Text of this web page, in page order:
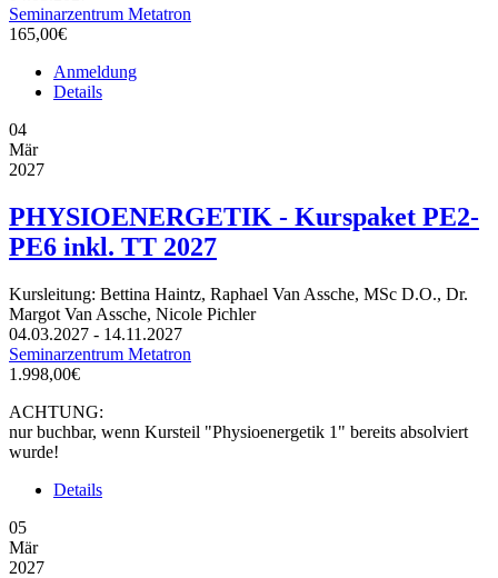
Seminarzentrum Metatron
165,00€
Anmeldung
Details
04
Mär
2027
PHYSIOENERGETIK - Kurspaket PE2-
PE6 inkl. TT 2027
Kursleitung: Bettina Haintz, Raphael Van Assche, MSc D.O., Dr.
Margot Van Assche, Nicole Pichler
04.03.2027 - 14.11.2027
Seminarzentrum Metatron
1.998,00€
ACHTUNG:
nur buchbar, wenn Kursteil "Physioenergetik 1" bereits absolviert
wurde!
Details
05
Mär
2027